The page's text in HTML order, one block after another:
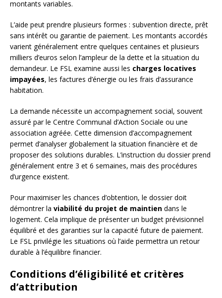
montants variables.
L’aide peut prendre plusieurs formes : subvention directe, prêt
sans intérêt ou garantie de paiement. Les montants accordés
varient généralement entre quelques centaines et plusieurs
milliers d’euros selon l’ampleur de la dette et la situation du
demandeur. Le FSL examine aussi les charges locatives
impayées, les factures d’énergie ou les frais d’assurance
habitation.
La demande nécessite un accompagnement social, souvent
assuré par le Centre Communal d’Action Sociale ou une
association agréée. Cette dimension d’accompagnement
permet d’analyser globalement la situation financière et de
proposer des solutions durables. L’instruction du dossier prend
généralement entre 3 et 6 semaines, mais des procédures
d’urgence existent.
Pour maximiser les chances d’obtention, le dossier doit
démontrer la viabilité du projet de maintien dans le
logement. Cela implique de présenter un budget prévisionnel
équilibré et des garanties sur la capacité future de paiement.
Le FSL privilégie les situations où l’aide permettra un retour
durable à l’équilibre financier.
Conditions d’éligibilité et critères
d’attribution